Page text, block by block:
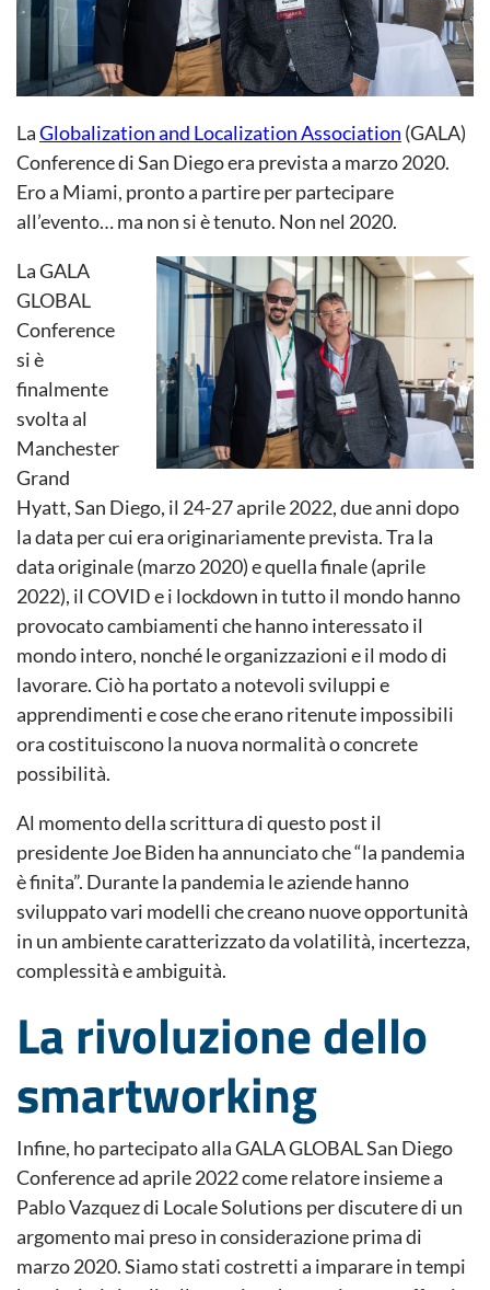
LaGlobalization and Localization Association (GALA)
Conference di San Diego era prevista a marzo 2020.
Ero a Miami, pronto a partire per partecipare
all’evento… ma non si è tenuto. Non nel 2020.
La GALA
GLOBAL
Conference
si è
finalmente
svolta al
Manchester
Grand
Hyatt, San Diego, il 24-27 aprile 2022, due anni dopo
la data per cui era originariamente prevista. Tra la
data originale (marzo 2020) e quella finale (aprile
2022), il COVID e i lockdown in tutto il mondo hanno
provocato cambiamenti che hanno interessato il
mondo intero, nonché le organizzazioni e il modo di
lavorare. Ciò ha portato a notevoli sviluppi e
apprendimenti e cose che erano ritenute impossibili
ora costituiscono la nuova normalità o concrete
possibilità.
Al momento della scrittura di questo post il
presidente Joe Biden ha annunciato che “la pandemia
è finita”. Durante la pandemia le aziende hanno
sviluppato vari modelli che creano nuove opportunità
in un ambiente caratterizzato da volatilità, incertezza,
complessità e ambiguità.
La rivoluzione dello
smartworking
Infine, ho partecipato alla GALA GLOBAL San Diego
Conference ad aprile 2022 come relatore insieme a
Pablo Vazquez di Locale Solutions per discutere di un
argomento mai preso in considerazione prima di
marzo 2020. Siamo stati costretti a imparare in tempi